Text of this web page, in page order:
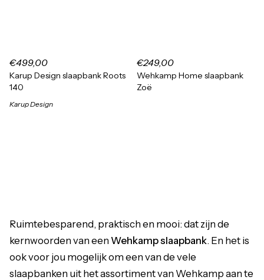
€499,00
Karup Design slaapbank Roots
140
Karup Design
€249,00
Wehkamp Home slaapbank
Zoë
Ruimtebesparend, praktisch en mooi: dat zijn de
kernwoorden van eenWehkamp slaapbank. En het is
ook voor jou mogelijk om een van de vele
slaapbanken uit het assortiment van Wehkamp aan te